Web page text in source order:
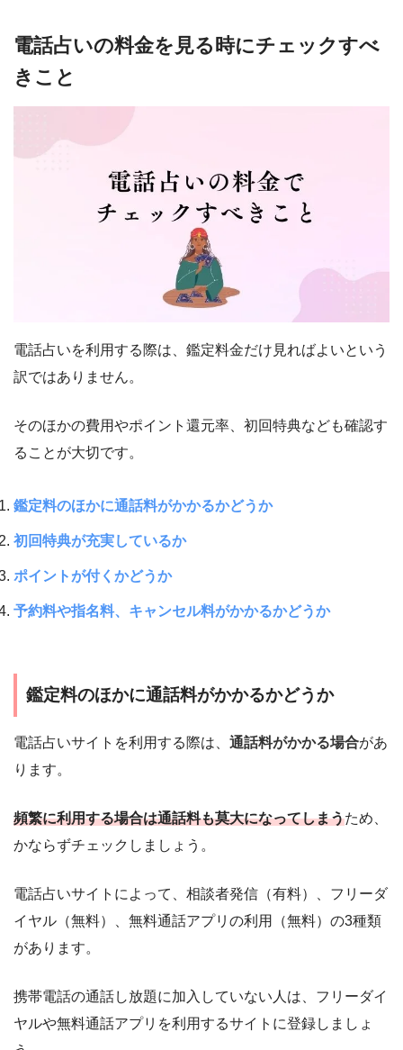
電話占いの料金を見る時にチェックすべ
きこと
電話占いを利用する際は、鑑定料金だけ見ればよいという
訳ではありません。
そのほかの費用やポイント還元率、初回特典なども確認す
ることが大切です。
鑑定料のほかに通話料がかかるかどうか
初回特典が充実しているか
ポイントが付くかどうか
予約料や指名料、キャンセル料がかかるかどうか
鑑定料のほかに通話料がかかるかどうか
電話占いサイトを利用する際は、 通話料がかかる場合があ
ります。
頻繁に利用する場合は通話料も莫大になってしまうため、
かならずチェックしましょう。
電話占いサイトによって、相談者発信（有料）、フリーダ
イヤル（無料）、無料通話アプリの利用（無料）の3種類
があります。
携帯電話の通話し放題に加入していない人は、フリーダイ
ヤルや無料通話アプリを利用するサイトに登録しましょ